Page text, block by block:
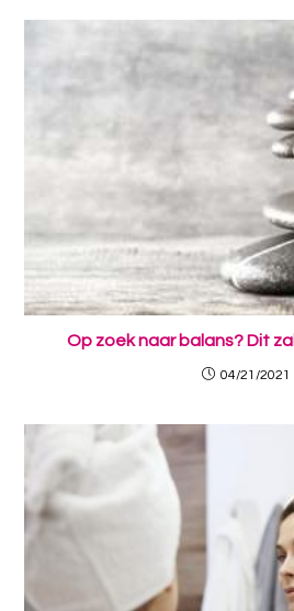
Op zoek naar balans? Dit
04/21/2021